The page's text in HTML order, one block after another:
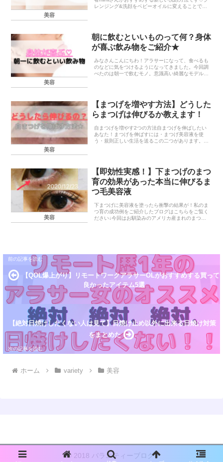
美容
レンジング&洗顔をベビーオイルに変えることで、
美容
朝に飲むといいものって何？身体
が喜ぶ飲み物をご紹介★
みなさんこんにちわ！アラサーになって、食べるも
のなどに気をつけるようになってきました。今回調
べたのは朝一で飲むモノ。意識高い綺麗なモデルさ
美容
【まつげを増やす方法】どうした
らまつげは伸びるか教えます！
自まつげを増やす2つの方法自まつげを伸ばしたい
あなた！まつげを伸ばすには・まつげ美容液を使
う・規則正しい生活を送るこの二つがあります。規
美容
【即効性実感！】下まつげのまつ
育の効果があった本当に伸びるま
つ毛美容液
下まつげに美容液を塗ったら衝撃の結果が！私のま
つ育の成功例をご紹介したブログはこちらをご覧く
ださい↓今回はお馴染みのアメリカ産まれのまつげ
【QOL爆上がり】リモートワークアラサーOLがおすすめする買って
良かったアイテム5選
【絶対日焼けしたくない人は見て】日焼け止め以外に出来る日焼け対策
をまとめた
ホーム variety 美容
© 2018 バラエティーブログ.